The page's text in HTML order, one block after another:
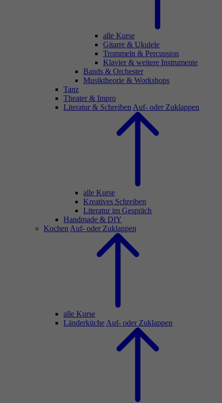
alle Kurse
Gitarre & Ukulele
Trommeln & Percussion
Klavier & weitere Instrumente
Bands & Orchester
Musiktheorie & Workshops
Tanz
Theater & Impro
Literatur & Schreiben Auf- oder Zuklappen
alle Kurse
Kreatives Schreiben
Literatur im Gespräch
Handmade & DIY
Kochen Auf- oder Zuklappen
alle Kurse
Länderküche Auf- oder Zuklappen